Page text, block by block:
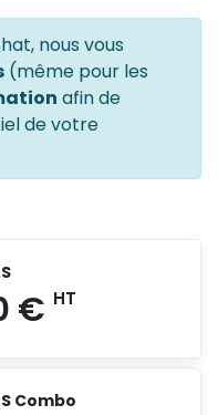
nous vous
(même pour les
afin de
de votre
Combo